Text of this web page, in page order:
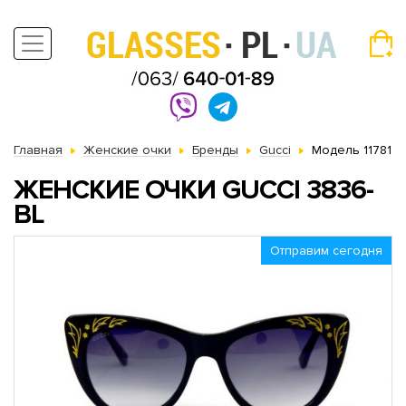
Главная Женские очки Бренды Gucci Модель 11781
ЖЕНСКИЕ ОЧКИ GUCCI 3836-
BL
Отправим сегодня